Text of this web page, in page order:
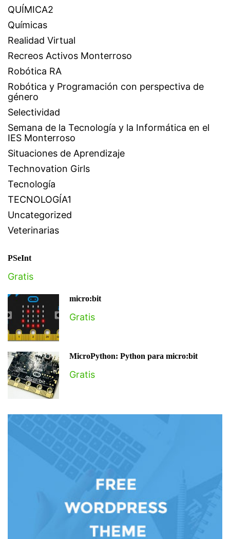
QUÍMICA2
Químicas
Realidad Virtual
Recreos Activos Monterroso
Robótica RA
Robótica y Programación con perspectiva de
género
Selectividad
Semana de la Tecnología y la Informática en el
IES Monterroso
Situaciones de Aprendizaje
Technovation Girls
Tecnología
TECNOLOGÍA1
Uncategorized
Veterinarias
PSeInt
Gratis
micro:bit
Gratis
MicroPython: Python para micro:bit
Gratis